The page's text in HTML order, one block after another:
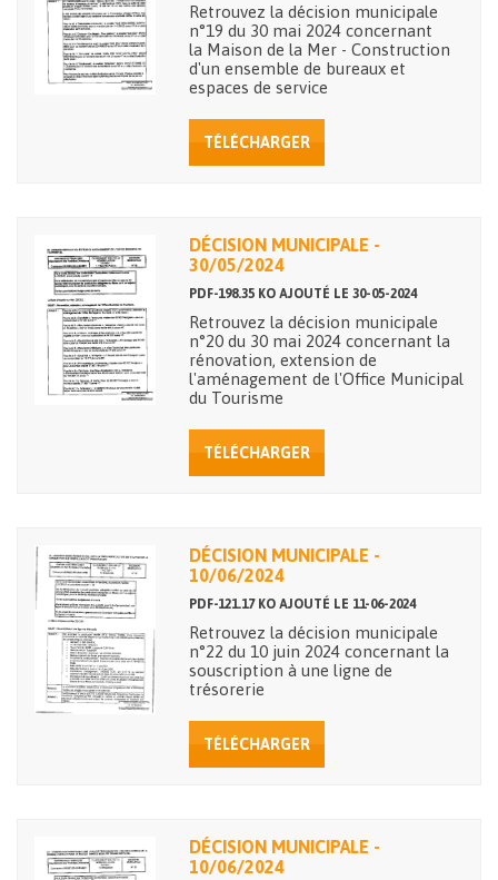
Retrouvez la décision municipale
n°19 du 30 mai 2024 concernant
la Maison de la Mer - Construction
d'un ensemble de bureaux et
espaces de service
TÉLÉCHARGER
DÉCISION MUNICIPALE -
30/05/2024
PDF-198.35 KO AJOUTÉ LE 30-05-2024
Retrouvez la décision municipale
n°20 du 30 mai 2024 concernant la
rénovation, extension de
l'aménagement de l'Office Municipal
du Tourisme
TÉLÉCHARGER
DÉCISION MUNICIPALE -
10/06/2024
PDF-121.17 KO AJOUTÉ LE 11-06-2024
Retrouvez la décision municipale
n°22 du 10 juin 2024 concernant la
souscription à une ligne de
trésorerie
TÉLÉCHARGER
DÉCISION MUNICIPALE -
10/06/2024